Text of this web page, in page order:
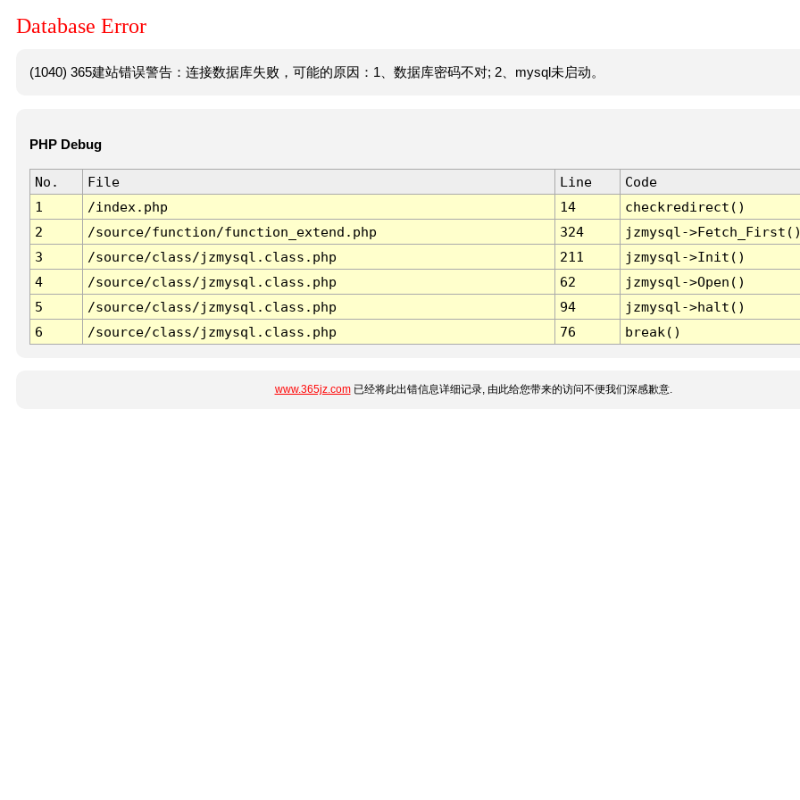
Database Error
(1040) 365建站错误警告：连接数据库失败，可能的原因：1、数据库密码不对; 2、mysql未启动。
PHP Debug
No. File Line
Code
1
/index.php 14
checkredirect()
2
/source/function/function_extend.php 324
jzmysql-
3
/source/class/jzmysql.class.php 211
jzmysql->Init()
4
/source/class/jzmysql.class.php 62
jzmysql->Open()
5
/source/class/jzmysql.class.php 94
jzmysql->halt()
6
/source/class/jzmysql.class.php 76 break()
www.365jz.com已经将此出错信息详细记录, 由此给您带来的访问不便我们深感歉意.